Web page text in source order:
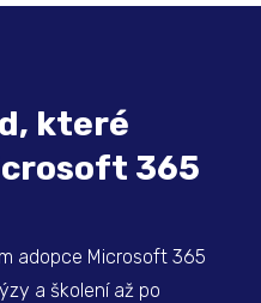
které
365
adopce Microsoft 365
a školení až po